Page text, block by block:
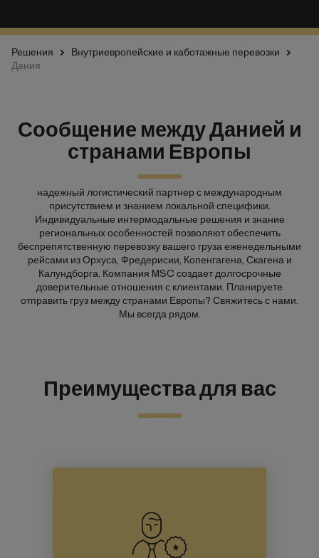
Решения
Внутриевропейские и каботажные перевозки
Дания
Сообщение между Данией и
странами Европы
надежный логистический партнер с международным
присутствием и знанием локальной специфики.
Индивидуальные интермодальные решения и знание
региональных особенностей позволяют обеспечить
беспрепятственную перевозку вашего груза еженедельными
рейсами из Орхуса, Фредерисии, Копенгагена, Скагена и
Калундборга. Компания MSC создает долгосрочные
доверительные отношения с клиентами. Планируете
отправить груз между странами Европы? Свяжитесь с нами.
Мы всегда рядом.
Преимущества для вас